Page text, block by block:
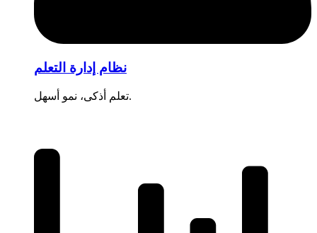
نظام إدارة التعلم
تعلم أذكى، نمو أسهل.